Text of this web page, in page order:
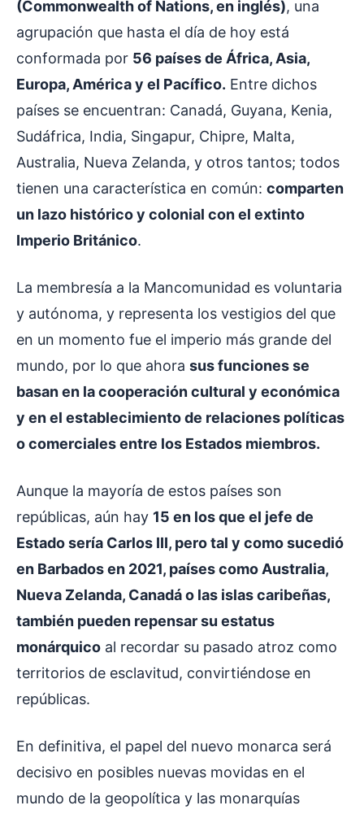
(Commonwealth of Nations, en inglés), una
agrupación que hasta el día de hoy está
conformada por 56 países de África, Asia,
Europa, América y el Pacífico. Entre dichos
países se encuentran: Canadá, Guyana, Kenia,
Sudáfrica, India, Singapur, Chipre, Malta,
Australia, Nueva Zelanda, y otros tantos; todos
tienen una característica en común: comparten
un lazo histórico y colonial con el extinto
Imperio Británico.
La membresía a la Mancomunidad es voluntaria
y autónoma, y representa los vestigios del que
en un momento fue el imperio más grande del
mundo, por lo que ahora sus funciones se
basan en la cooperación cultural y económica
y en el establecimiento de relaciones políticas
o comerciales entre los Estados miembros.
Aunque la mayoría de estos países son
repúblicas, aún hay 15 en los que el jefe de
Estado sería Carlos III, pero tal y como sucedió
en Barbados en 2021, países como Australia,
Nueva Zelanda, Canadá o las islas caribeñas,
también pueden repensar su estatus
monárquico al recordar su pasado atroz como
territorios de esclavitud, convirtiéndose en
repúblicas.
En definitiva, el papel del nuevo monarca será
decisivo en posibles nuevas movidas en el
mundo de la geopolítica y las monarquías